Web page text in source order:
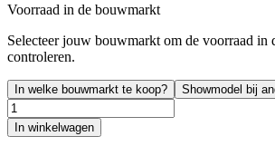
Voorraad in de bouwmarkt
Selecteer jouw bouwmarkt om de voorraad in
controleren.
In welke bouwmarkt te koop? Showmodel bij
In winkelwagen